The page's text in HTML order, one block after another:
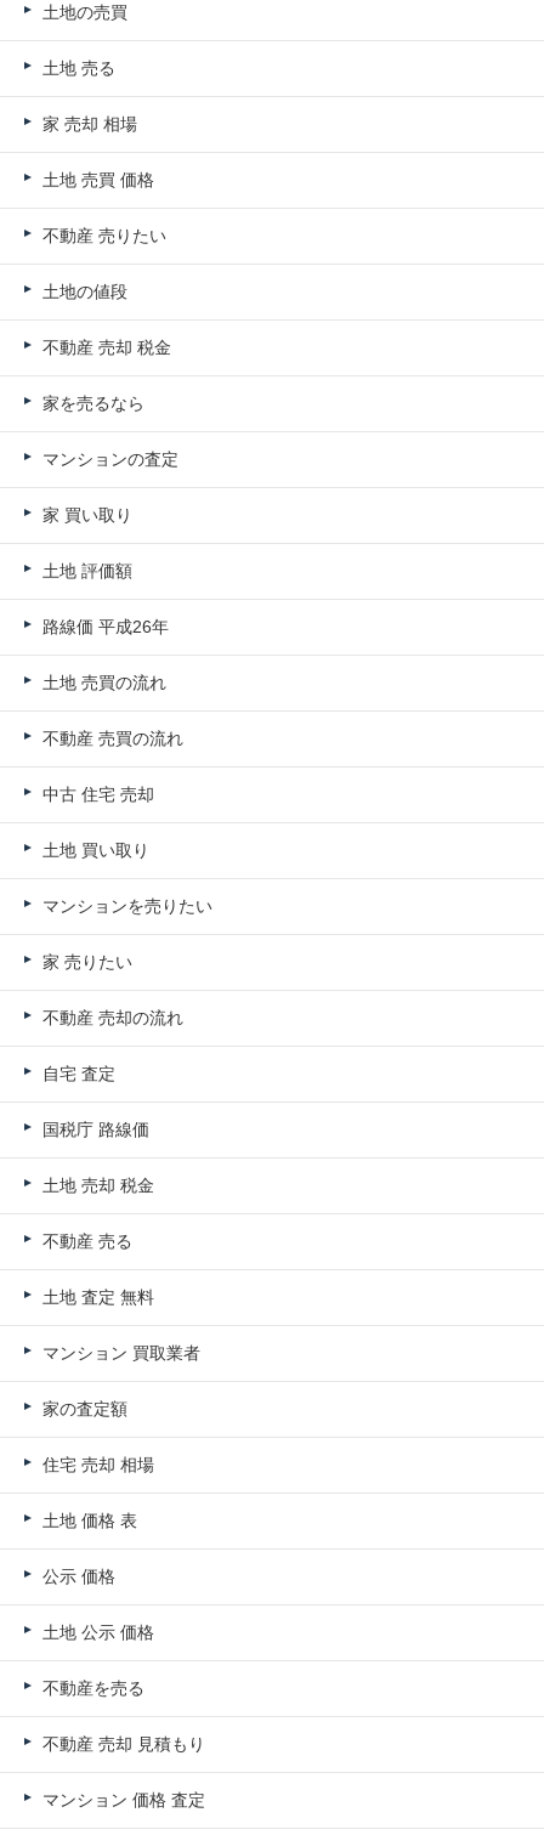
土地の売買
土地 売る
家 売却 相場
土地 売買 価格
不動産 売りたい
土地の値段
不動産 売却 税金
家を売るなら
マンションの査定
家 買い取り
土地 評価額
路線価 平成26年
土地 売買の流れ
不動産 売買の流れ
中古 住宅 売却
土地 買い取り
マンションを売りたい
家 売りたい
不動産 売却の流れ
自宅 査定
国税庁 路線価
土地 売却 税金
不動産 売る
土地 査定 無料
マンション 買取業者
家の査定額
住宅 売却 相場
土地 価格 表
公示 価格
土地 公示 価格
不動産を売る
不動産 売却 見積もり
マンション 価格 査定